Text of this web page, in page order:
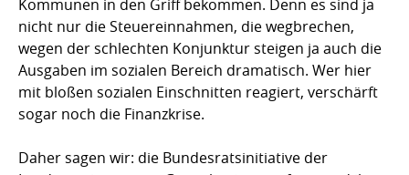
Kommunen in den Griff bekommen. Denn es sind ja
nicht nur die Steuereinnahmen, die wegbrechen,
wegen der schlechten Konjunktur steigen ja auch die
Ausgaben im sozialen Bereich dramatisch. Wer hier
mit bloßen sozialen Einschnitten reagiert, verschärft
sogar noch die Finanzkrise.
Daher sagen wir: die Bundesratsinitiative der